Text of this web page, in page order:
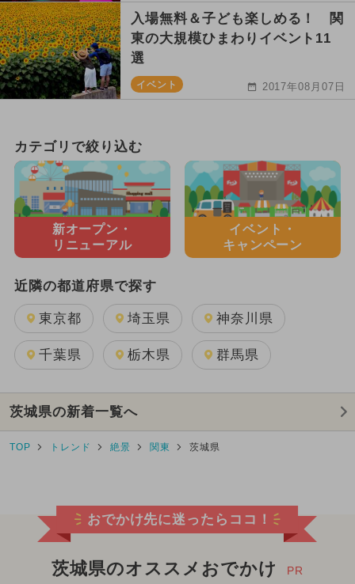
入場無料＆子ども楽しめる！ 関
東の大規模ひまわりイベント11
選
イベント 2017年08月07日
カテゴリで絞り込む
新オープン・
リニューアル
イベント・
キャンペーン
近隣の都道府県で探す
東京都 埼玉県 神奈川県
千葉県 栃木県 群馬県
茨城県の新着一覧へ
TOP トレンド 絶景 関東 茨城県
おでかけ先に迷ったらココ！
茨城県のオススメおでかけ PR